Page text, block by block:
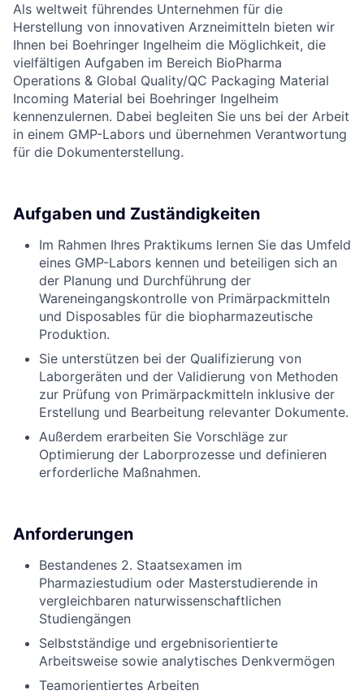
Als weltweit führendes Unternehmen für die
Herstellung von innovativen Arzneimitteln bieten wir
Ihnen bei Boehringer Ingelheim die Möglichkeit, die
vielfältigen Aufgaben im Bereich BioPharma
Operations & Global Quality/QC Packaging Material
Incoming Material bei Boehringer Ingelheim
kennenzulernen. Dabei begleiten Sie uns bei der Arbeit
in einem GMP-Labors und übernehmen Verantwortung
für die Dokumenterstellung.
Aufgaben und Zuständigkeiten
Im Rahmen Ihres Praktikums lernen Sie das Umfeld
eines GMP-Labors kennen und beteiligen sich an
der Planung und Durchführung der
Wareneingangskontrolle von Primärpackmitteln
und Disposables für die biopharmazeutische
Produktion.
Sie unterstützen bei der Qualifizierung von
Laborgeräten und der Validierung von Methoden
zur Prüfung von Primärpackmitteln inklusive der
Erstellung und Bearbeitung relevanter Dokumente.
Außerdem erarbeiten Sie Vorschläge zur
Optimierung der Laborprozesse und definieren
erforderliche Maßnahmen.
Anforderungen
Bestandenes 2. Staatsexamen im
Pharmaziestudium oder Masterstudierende in
vergleichbaren naturwissenschaftlichen
Studiengängen
Selbstständige und ergebnisorientierte
Arbeitsweise sowie analytisches Denkvermögen
Teamorientiertes Arbeiten